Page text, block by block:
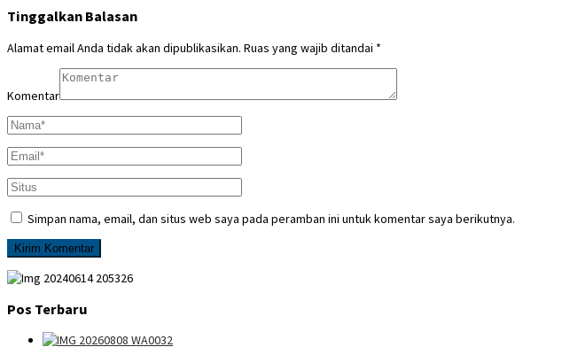
Tinggalkan Balasan
Alamat email Anda tidak akan dipublikasikan. Ruas yang wajib ditandai *
Komentar
Simpan nama, email, dan situs web saya pada peramban ini untuk komentar saya berikutnya.
Pos Terbaru